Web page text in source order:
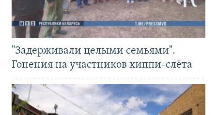
"Задерживали целыми семьями".
Гонения на участников хиппи-слёта